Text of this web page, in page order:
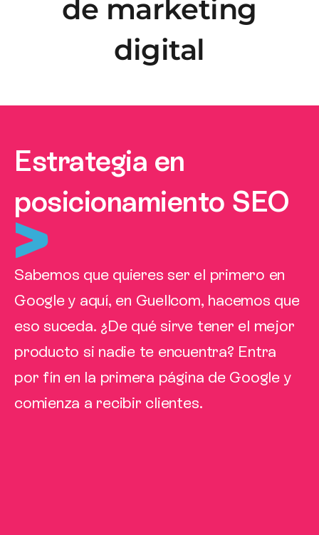
de marketing
digital
Estrategia en
posicionamiento SEO
Sabemos que quieres ser el primero en
Google y aquí, en Guellcom, hacemos que
eso suceda. ¿De qué sirve tener el mejor
producto si nadie te encuentra? Entra
por fín en la primera página de Google y
comienza a recibir clientes.